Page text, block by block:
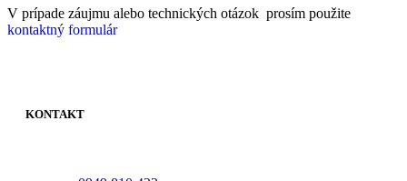
V prípade záujmu alebo technických otázok prosím použite
kontaktný formulár
KONTAKT